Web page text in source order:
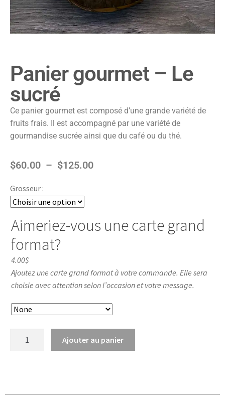
Panier gourmet – Le
sucré
Ce panier gourmet est composé d’une grande variété de
fruits frais. Il est accompagné par une variété de
gourmandise sucrée ainsi que du café ou du thé.
$60.00 – $125.00
Grosseur :
Aimeriez-vous une carte grand
format?
4.00$
Ajoutez une carte grand format à votre commande. Elle sera
choisie avec attention selon l’occasion et votre message.
Ajouter au panier